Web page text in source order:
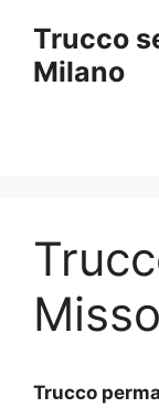
contenuto
Trucco
Milano
Trucco